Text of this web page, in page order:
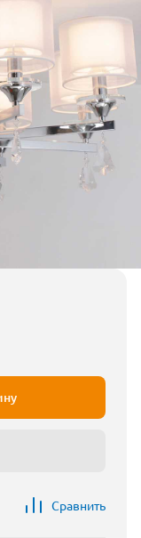
Сравнить